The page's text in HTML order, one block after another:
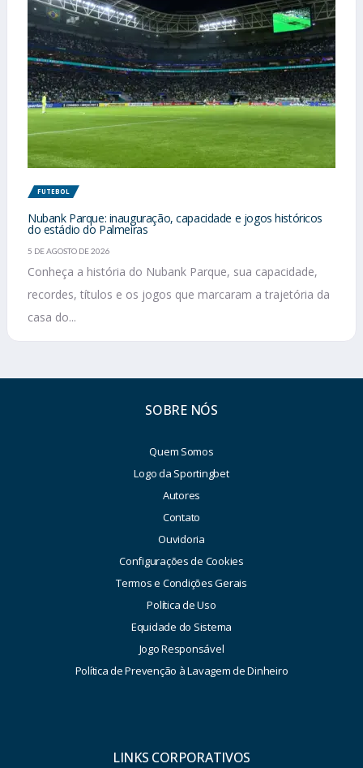
FUTEBOL
Nubank Parque: inauguração, capacidade e jogos históricos
do estádio do Palmeiras
5 DE AGOSTO DE 2026
Conheça a história do Nubank Parque, sua capacidade,
recordes, títulos e os jogos que marcaram a trajetória da
casa do...
SOBRE NÓS
Quem Somos
Logo da Sportingbet
Autores
Contato
Ouvidoria
Configurações de Cookies
Termos e Condições Gerais
Política de Uso
Equidade do Sistema
Jogo Responsável
Política de Prevenção à Lavagem de Dinheiro
LINKS CORPORATIVOS